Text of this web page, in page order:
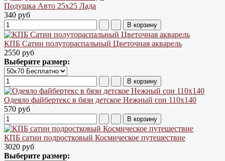
Подушка Авто 25х25 Лада
340 руб
КПБ Сатин полутораспальный Цветочная акварель
2550 руб
Выберите размер:
Одеяло файбертекс в бязи детское Нежный сон 110х140
570 руб
КПБ сатин подростковый Космическое путешествие
3020 руб
Выберите размер: